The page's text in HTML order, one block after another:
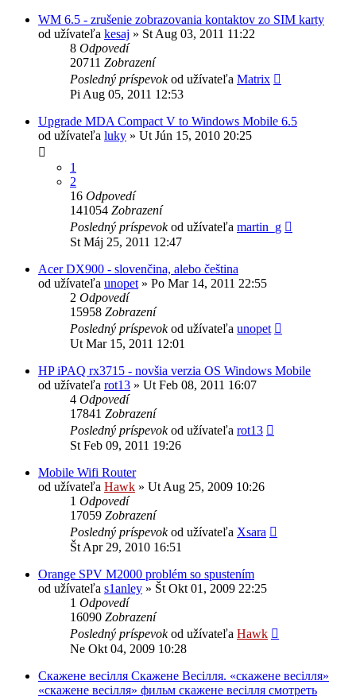
WM 6.5 - zrušenie zobrazovania kontaktov zo SIM karty
od užívateľa kesaj » St Aug 03, 2011 11:22
8 Odpovedí
20711 Zobrazení
Posledný príspevokod užívateľa Matrix
Pi Aug 05, 2011 12:53
Upgrade MDA Compact V to Windows Mobile 6.5
od užívateľa luky » Ut Jún 15, 2010 20:25
1
2
16 Odpovedí
141054 Zobrazení
Posledný príspevokod užívateľa martin_g
St Máj 25, 2011 12:47
Acer DX900 - slovenčina, alebo čeština
od užívateľa unopet » Po Mar 14, 2011 22:55
2 Odpovedí
15958 Zobrazení
Posledný príspevokod užívateľa unopet
Ut Mar 15, 2011 12:01
HP iPAQ rx3715 - novšia verzia OS Windows Mobile
od užívateľa rot13 » Ut Feb 08, 2011 16:07
4 Odpovedí
17841 Zobrazení
Posledný príspevokod užívateľa rot13
St Feb 09, 2011 19:26
Mobile Wifi Router
od užívateľa Hawk » Ut Aug 25, 2009 10:26
1 Odpovedí
17059 Zobrazení
Posledný príspevokod užívateľa Xsara
Št Apr 29, 2010 16:51
Orange SPV M2000 problém so spustením
od užívateľa s1anley » Št Okt 01, 2009 22:25
1 Odpovedí
16090 Zobrazení
Posledný príspevokod užívateľa Hawk
Ne Okt 04, 2009 10:28
Скажене весілля Скажене Весілля. «скажене весілля»
«скажене весілля» фильм скажене весілля смотреть